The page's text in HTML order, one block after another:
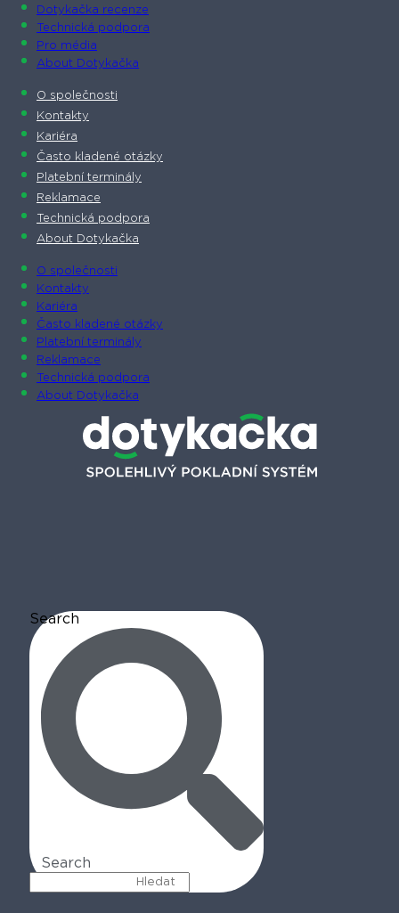
Dotykačka recenze
Technická podpora
Pro média
About Dotykačka
O společnosti
Kontakty
Kariéra
Často kladené otázky
Platební terminály
Reklamace
Technická podpora
About Dotykačka
O společnosti
Kontakty
Kariéra
Často kladené otázky
Platební terminály
Reklamace
Technická podpora
About Dotykačka
Search
Search